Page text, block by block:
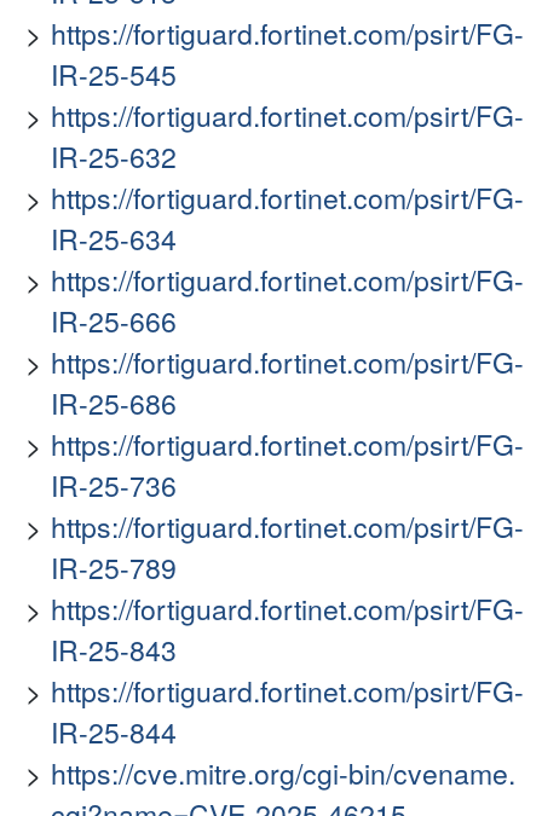
https://fortiguard.fortinet.com/psirt/FG-
IR-25-545
https://fortiguard.fortinet.com/psirt/FG-
IR-25-632
https://fortiguard.fortinet.com/psirt/FG-
IR-25-634
https://fortiguard.fortinet.com/psirt/FG-
IR-25-666
https://fortiguard.fortinet.com/psirt/FG-
IR-25-686
https://fortiguard.fortinet.com/psirt/FG-
IR-25-736
https://fortiguard.fortinet.com/psirt/FG-
IR-25-789
https://fortiguard.fortinet.com/psirt/FG-
IR-25-843
https://fortiguard.fortinet.com/psirt/FG-
IR-25-844
https://cve.mitre.org/cgi-bin/cvename.